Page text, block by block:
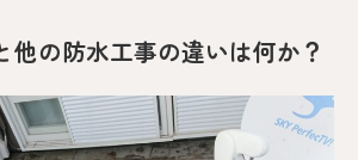
の防水工事の違いは何か？